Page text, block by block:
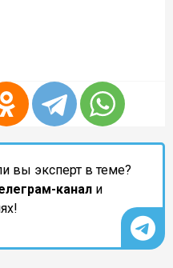
вы эксперт в теме?
канал и